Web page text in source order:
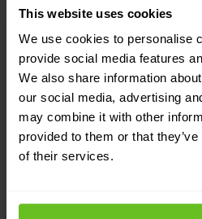
This website uses cookies
We use cookies to personalise
provide social media features
We also share information
our social media, advertising
may combine it with other
provided to them or that
of their services.
XDR Détection et
Agrégation d’alertes,
détection des menaces et
pour simplifier la sécurité.